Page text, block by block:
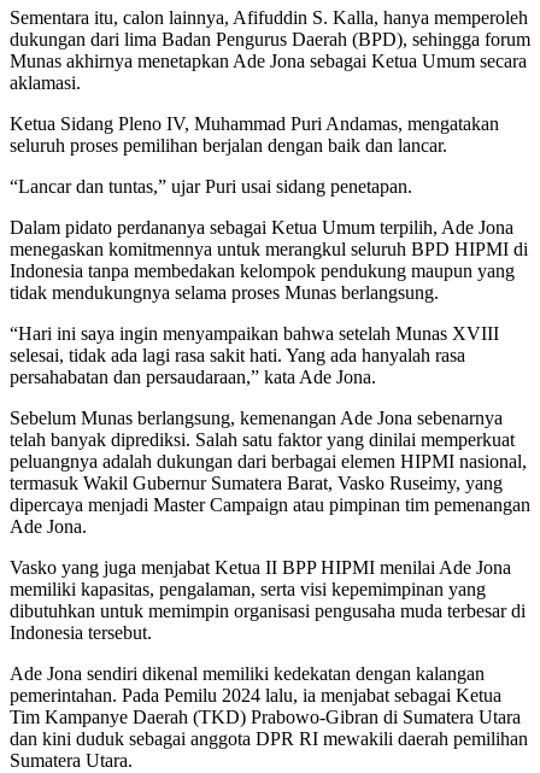
Sementara itu, calon lainnya, Afifuddin S. Kalla, hanya memperoleh
dukungan dari lima Badan Pengurus Daerah (BPD), sehingga forum
Munas akhirnya menetapkan Ade Jona sebagai Ketua Umum secara
aklamasi.
Ketua Sidang Pleno IV, Muhammad Puri Andamas, mengatakan
seluruh proses pemilihan berjalan dengan baik dan lancar.
“Lancar dan tuntas,” ujar Puri usai sidang penetapan.
Dalam pidato perdananya sebagai Ketua Umum terpilih, Ade Jona
menegaskan komitmennya untuk merangkul seluruh BPD HIPMI di
Indonesia tanpa membedakan kelompok pendukung maupun yang
tidak mendukungnya selama proses Munas berlangsung.
“Hari ini saya ingin menyampaikan bahwa setelah Munas XVIII
selesai, tidak ada lagi rasa sakit hati. Yang ada hanyalah rasa
persahabatan dan persaudaraan,” kata Ade Jona.
Sebelum Munas berlangsung, kemenangan Ade Jona sebenarnya
telah banyak diprediksi. Salah satu faktor yang dinilai memperkuat
peluangnya adalah dukungan dari berbagai elemen HIPMI nasional,
termasuk Wakil Gubernur Sumatera Barat, Vasko Ruseimy, yang
dipercaya menjadi Master Campaign atau pimpinan tim pemenangan
Ade Jona.
Vasko yang juga menjabat Ketua II BPP HIPMI menilai Ade Jona
memiliki kapasitas, pengalaman, serta visi kepemimpinan yang
dibutuhkan untuk memimpin organisasi pengusaha muda terbesar di
Indonesia tersebut.
Ade Jona sendiri dikenal memiliki kedekatan dengan kalangan
pemerintahan. Pada Pemilu 2024 lalu, ia menjabat sebagai Ketua
Tim Kampanye Daerah (TKD) Prabowo-Gibran di Sumatera Utara
dan kini duduk sebagai anggota DPR RI mewakili daerah pemilihan
Sumatera Utara.